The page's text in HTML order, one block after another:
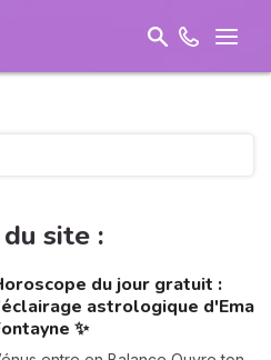
site :
du jour gratuit :
astrologique d'Ema
✨